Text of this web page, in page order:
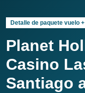
Detalle de paquete vuelo +
Planet
Casino
Santiago